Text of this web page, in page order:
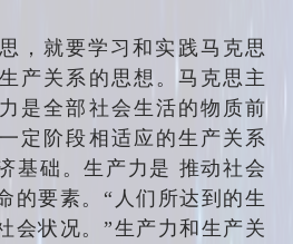
就要学习和实践马克思
产关系的思想。马克思主
是全部社会生活的物质前
定阶段相适应的生产关系
基础。生产力是 推动社会
的要素。“人们所达到的生
会状况。”生产力和生产关